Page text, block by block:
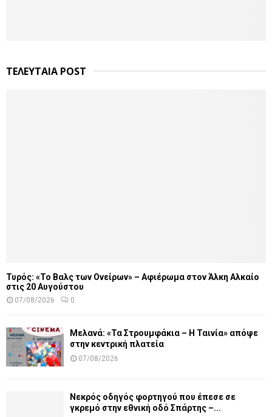
ΤΕΛΕΥΤΑΙΑ POST
Τυρός: «Το Βαλς των Ονείρων» – Αφιέρωμα στον Άλκη Αλκαίο
στις 20 Αυγούστου
07/08/2026 0
Μελανά: «Τα Στρουμφάκια – Η Ταινία» απόψε
στην κεντρική πλατεία
07/08/2026
Νεκρός οδηγός φορτηγού που έπεσε σε
γκρεμό στην εθνική οδό Σπάρτης –...